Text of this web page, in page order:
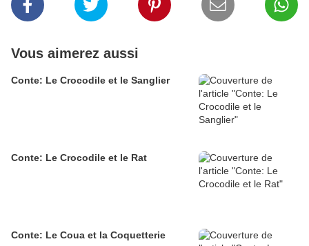
Vous aimerez aussi
Conte: Le Crocodile et le Sanglier
Conte: Le Crocodile et le Rat
Conte: Le Coua et la Coquetterie